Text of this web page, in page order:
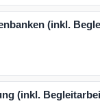
(inkl.
(inkl.